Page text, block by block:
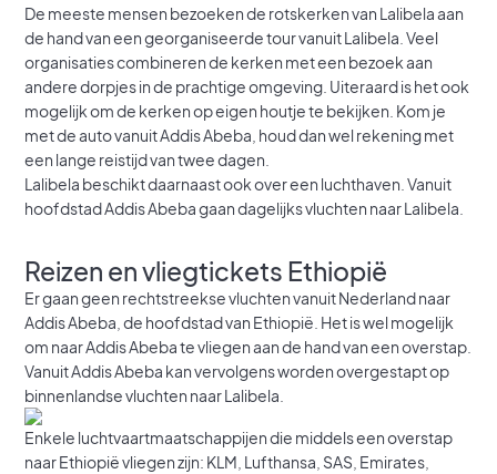
De meeste mensen bezoeken de rotskerken van Lalibela aan
de hand van een georganiseerde tour vanuit Lalibela. Veel
organisaties combineren de kerken met een bezoek aan
andere dorpjes in de prachtige omgeving. Uiteraard is het ook
mogelijk om de kerken op eigen houtje te bekijken. Kom je
met de auto vanuit Addis Abeba, houd dan wel rekening met
een lange reistijd van twee dagen.
Lalibela beschikt daarnaast ook over een luchthaven. Vanuit
hoofdstad Addis Abeba gaan dagelijks vluchten naar Lalibela.
Reizen en vliegtickets Ethiopië
Er gaan geen rechtstreekse vluchten vanuit Nederland naar
Addis Abeba, de hoofdstad van Ethiopië. Het is wel mogelijk
om naar Addis Abeba te vliegen aan de hand van een overstap.
Vanuit Addis Abeba kan vervolgens worden overgestapt op
binnenlandse vluchten naar Lalibela.
Enkele luchtvaartmaatschappijen die middels een overstap
naar Ethiopië vliegen zijn: KLM, Lufthansa, SAS, Emirates,